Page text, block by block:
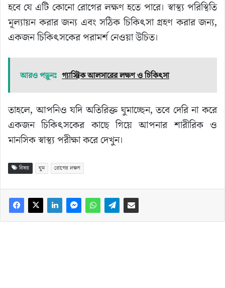
হবে যে এটি কোনো রোগের লক্ষণ হতে পারে। স্বাস্থ্য পরিস্থিতি
মূল্যায়ন করার জন্য এবং সঠিক চিকিৎসা গ্রহণ করার জন্য,
একজন চিকিৎসকের পরামর্শ নেওয়া উচিত।
আরও পড়ুনঃ গ্যাস্ট্রিক আলসারের লক্ষণ ও চিকিৎসা
তাহলে, আপনিও যদি অতিরিক্ত ঘুমাচ্ছেন, তবে দেরি না করে
একজন চিকিৎসকের কাছে গিয়ে আপনার শারীরিক ও
মানসিক স্বাস্থ্য পরীক্ষা করে দেখুন।
বিষয় ঘুম রোগের লক্ষণ